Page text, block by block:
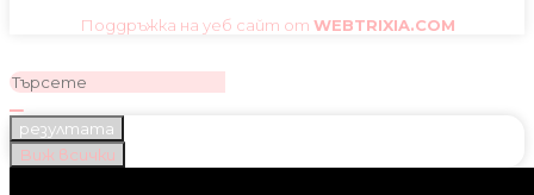
Поддръжка на уеб сайт от WEBTRIXIA.COM
резултата
Виж всички